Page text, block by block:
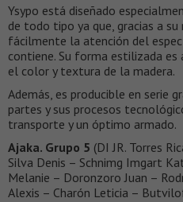
Ysypo está diseñado
de todo tipo ya que, gracias a
fácilmente la atención del
contiene. Su forma estilizada
el color y textura de la madera.
Además, es producible en serie
partes y sus procesos
transporte y un óptimo armado.
Ajaka. Grupo 5 (DI JR. Torres
Silva Denis – Schnimg Imgart
Melanie – Doronzoro Juan –
Alexis – Charón Leticia –